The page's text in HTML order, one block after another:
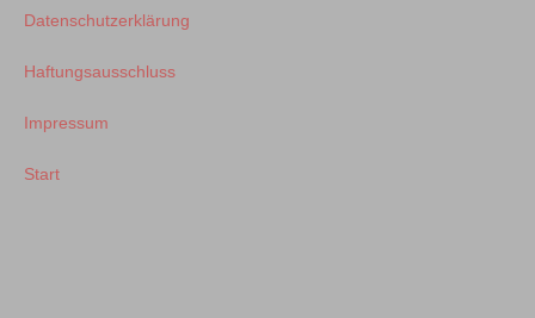
Datenschutzerklärung
Haftungsausschluss
Impressum
Start